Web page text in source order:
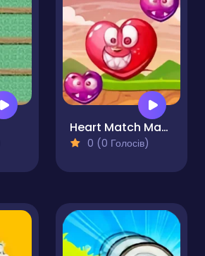
Heart Match Master
0 (0 Голосів)